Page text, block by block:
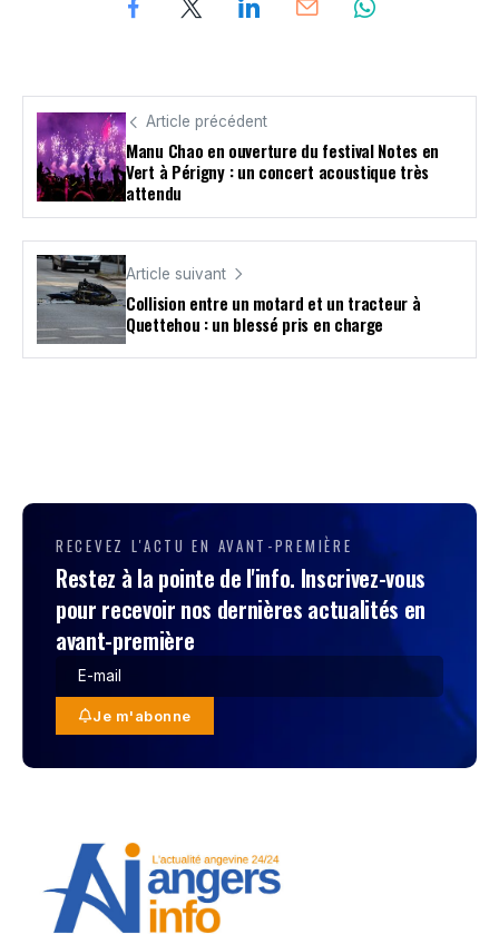
Article précédent
Manu Chao en ouverture du festival Notes en
Vert à Périgny : un concert acoustique très
attendu
Article suivant
Collision entre un motard et un tracteur à
Quettehou : un blessé pris en charge
RECEVEZ L'ACTU EN AVANT-PREMIÈRE
Restez à la pointe de l'info. Inscrivez-vous
pour recevoir nos dernières actualités en
avant-première
Je m'abonne